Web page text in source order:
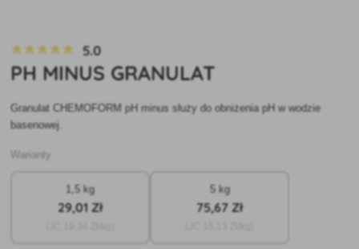
5.0
PH MINUS GRANULAT
Granulat CHEMOFORM pH minus służy do obniżenia pH w wodzie
basenowej.
Warianty
1,5 kg
29,01 Zł
5 kg
75,67 Zł